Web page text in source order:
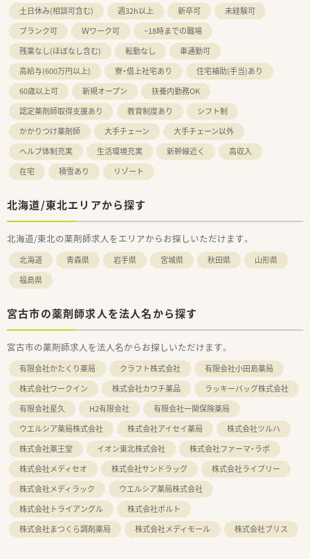
土日休み(相談可含む)
週32h以上 新卒可
未経験可
ブランク可
Ｗワーク可
~18時までの職場
残業なし(ほぼなし含む)
転勤なし
車通勤可
高給与(600万円以上)
寮・借上社宅あり
住宅補助(手当)あり
60歳以上可
新規オープン
扶養内勤務OK
認定薬剤師取得支援あり
教育制度あり
シフト制
かかりつけ薬剤師
大手チェーン
大手チェーン以外
ヘルプ体制充実
生活環境充実 新幹線近く
高収入
在宅
積雪あり リゾート
北海道/東北エリアから探す
北海道/東北の薬剤師求人をエリアからお探しいただけます。
北海道 青森県 岩手県 宮城県 秋田県
山形県
福島県
宮古市の薬剤師求人を法人名から探す
宮古市の薬剤師求人を法人名からお探しいただけます。
有限会社かたくり薬局 クラフト株式会社
有限会社小田島薬局
株式会社ワークイン
株式会社カワチ薬品
ラッキーバッグ株式会社
有限会社星久
H2有限会社
有限会社一関保険薬局
ウエルシア薬局株式会社
株式会社アイセイ薬局
株式会社ツルハ
株式会社薬王堂
イオン東北株式会社
株式会社ファーマ・ラボ
株式会社メディセオ
株式会社サンドラッグ
株式会社ライブリー
株式会社メディラック
ウエルシア薬局株式会社
株式会社トライアングル
株式会社ポルト
株式会社まつくら調剤薬局
株式会社メディモール 株式会社ブリス